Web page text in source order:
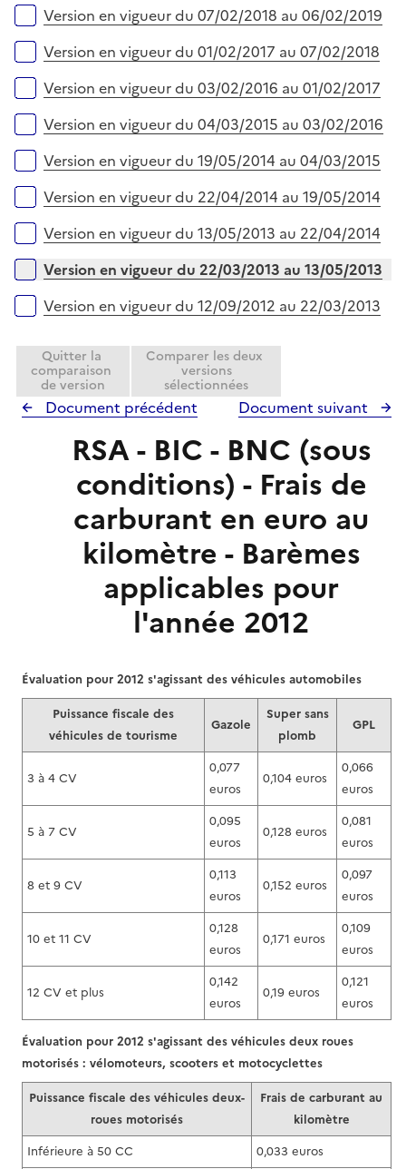
Version en vigueur du 07/02/2018 au 06/02/2019
Version en vigueur du 01/02/2017 au 07/02/2018
Version en vigueur du 03/02/2016 au 01/02/2017
Version en vigueur du 04/03/2015 au 03/02/2016
Version en vigueur du 19/05/2014 au 04/03/2015
Version en vigueur du 22/04/2014 au 19/05/2014
Version en vigueur du 13/05/2013 au 22/04/2014
Version en vigueur du 22/03/2013 au 13/05/2013
Version en vigueur du 12/09/2012 au 22/03/2013
Quitter la
comparaison
de version
Comparer les deux
versions
sélectionnées
Document précédent Document suivant
RSA - BIC - BNC (sous
conditions) - Frais de
carburant en euro au
kilomètre - Barèmes
applicables pour
l'année 2012
Puissance fiscale des
véhicules de tourisme
Gazole
Super sans
plomb
GPL
3 à 4 CV
0,077
euros
0,104 euros
0,066
euros
5 à 7 CV
0,095
euros
0,128 euros
0,081
euros
8 et 9 CV
0,113
euros
0,152 euros
0,097
euros
10 et 11 CV
0,128
euros
0,171 euros
0,109
euros
12 CV et plus
0,142
euros
0,19 euros
0,121
euros
Évaluation pour 2012 s'agissant des véhicules automobiles
Puissance fiscale des véhicules deux-
roues motorisés
Frais de carburant au
kilomètre
Inférieure à 50 CC
0,033 euros
Évaluation pour 2012 s'agissant des véhicules deux roues
motorisés : vélomoteurs, scooters et motocyclettes